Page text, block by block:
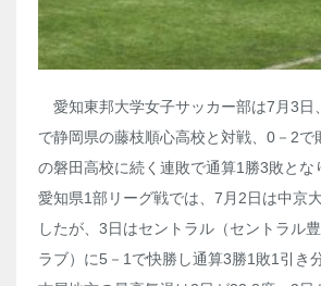
愛知東邦大学女子サッカー部は7月3日
で静岡県の藤枝順心高校と対戦、0－2で
の磐田高校に続く連敗で通算1勝3敗とな
愛知県1部リーグ戦では、7月2日は中京
したが、3日はセントラル（セントラル
ラブ）に5－1で快勝し通算3勝1敗1引き